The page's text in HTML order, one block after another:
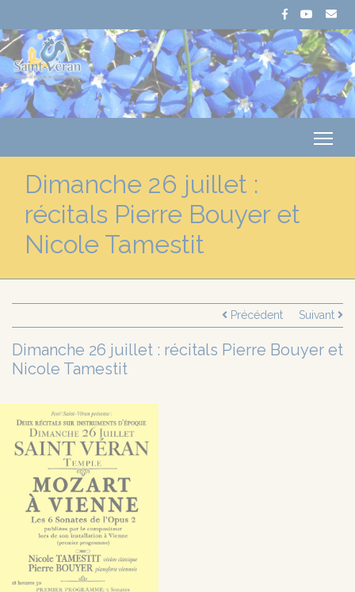
Dimanche 26 juillet :
récitals Pierre Bouyer et
Nicole Tamestit
Précédent Suivant
Dimanche 26 juillet : récitals Pierre Bouyer et
Nicole Tamestit